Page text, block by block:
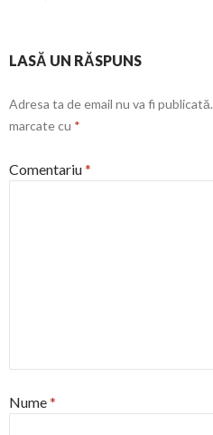
LASĂ UN RĂSPUNS
Adresa ta de email nu va fi publicată.
marcate cu *
Comentariu*
Nume*